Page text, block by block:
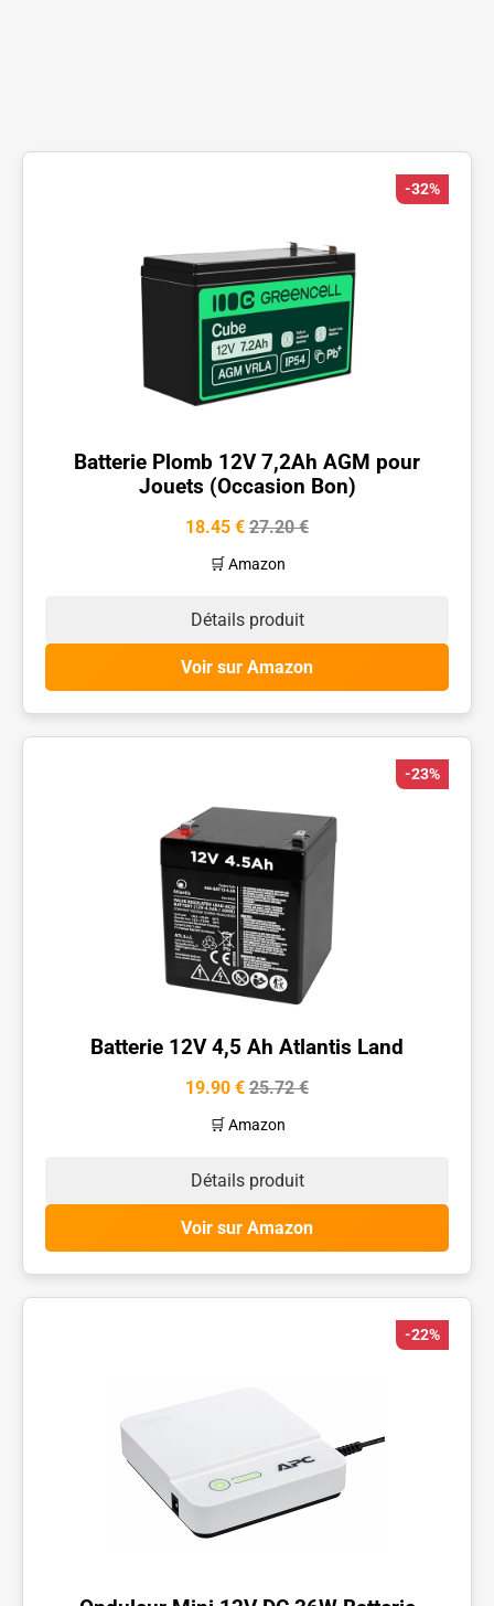
-32%
Batterie Plomb 12V 7,2Ah AGM pour
Jouets (Occasion Bon)
18.45 € 27.20 €
🛒 Amazon
Détails produit
Voir sur Amazon
-23%
Batterie 12V 4,5 Ah Atlantis Land
19.90 € 25.72 €
🛒 Amazon
Détails produit
Voir sur Amazon
-22%